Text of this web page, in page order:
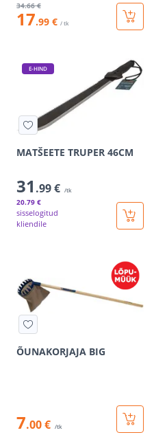
34.66 €
17.99 € / tk
E-HIND
MATŠEETE TRUPER 46CM
31 .99 € /tk
20.79 €
sisselogitud
kliendile
ÕUNAKORJAJA BIG
7.00 € /tk